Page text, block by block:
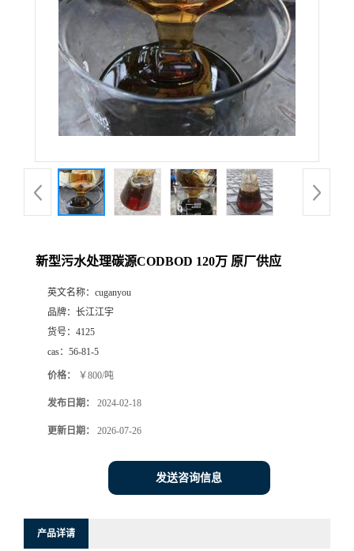
新型污水处理碳源CODBOD 120万 原厂供应
英文名称： cuganyou
品牌： 长江江宇
货号： 4125
cas： 56-81-5
价格： ￥800/吨
发布日期： 2024-02-18
更新日期： 2026-07-26
发送咨询信息
产品详请